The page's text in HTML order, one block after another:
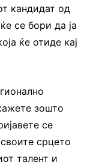
кандидат од
се бори да ја
ќе отиде кај
зошто
се
срцето
талент и